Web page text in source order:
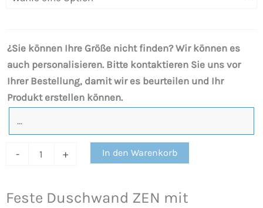
Feste Duschwand ZEN mit
¿Sie können Ihre Größe nicht finden? Wir können es
auch personalisieren. Bitte kontaktieren Sie uns vor
Ihrer Bestellung, damit wir es beurteilen und Ihr
Produkt erstellen können.
-
Mit
Behandlung.
Mattweißes
Finish
Menge
+ In den Warenkorb